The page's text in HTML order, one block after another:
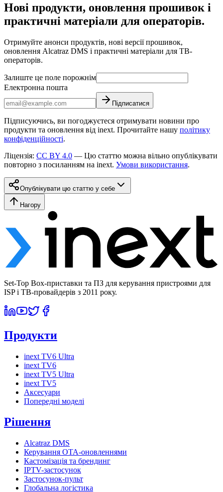
Нові продукти, оновлення прошивок і
практичні матеріали для операторів.
Отримуйте анонси продуктів, нові версії прошивок,
оновлення Alcatraz DMS і практичні матеріали для ТВ-
операторів.
Залиште це поле порожнім
Електронна пошта
Підписатися
Підписуючись, ви погоджуєтеся отримувати новини про
продукти та оновлення від inext. Прочитайте нашу політику
конфіденційності.
Ліцензія: CC BY 4.0 — Цю статтю можна вільно опублікувати
повторно з посиланням на inext. Умови використання.
Опублікувати цю статтю у себе
Нагору
Set-Top Box-приставки та ПЗ для керування пристроями для
ISP і ТВ-провайдерів з 2011 року.
Продукти
inext TV6 Ultra
inext TV6
inext TV5 Ultra
inext TV5
Аксесуари
Попередні моделі
Рішення
Alcatraz DMS
Керування OTA-оновленнями
Кастомізація та брендинг
IPTV-застосунок
Застосунок-пульт
Глобальна логістика